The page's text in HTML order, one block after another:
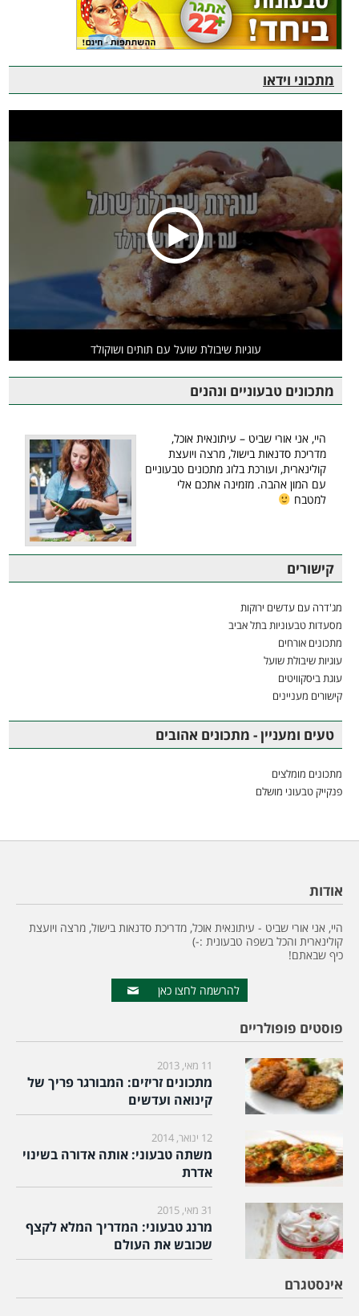
מתכוני וידאו
עוגיות שיבולת שועל עם תותים ושוקולד
מתכונים טבעוניים ונהנים
היי, אני אורי שביט – עיתונאית אוכל,
מדריכת סדנאות בישול, מרצה ויועצת
קולינארית, ועורכת בלוג מתכונים טבעוניים
עם המון אהבה. מזמינה אתכם אלי
למטבח
קישורים
מג'דרה עם עדשים ירוקות
מסעדות טבעוניות בתל אביב
מתכונים אורחים
עוגיות שיבולת שועל
עוגת ביסקוויטים
קישורים מעניינים
טעים ומעניין - מתכונים אהובים
מתכונים מומלצים
פנקייק טבעוני מושלם
אודות
היי, אני אורי שביט - עיתונאית אוכל, מדריכת סדנאות בישול, מרצה ויועצת
קולינארית והכל בשפה טבעונית :-)
כיף שבאתם!
להרשמה לחצו כאן
פוסטים פופולריים
11 מאי, 2013
מתכונים זריזים: המבורגר פריך של
קינואה ועדשים
12 ינואר, 2014
משתה טבעוני: אותה אדורה בשינוי
אדרת
31 מאי, 2015
מרנג טבעוני: המדריך המלא לקצף
שכובש את העולם
אינסטגרם